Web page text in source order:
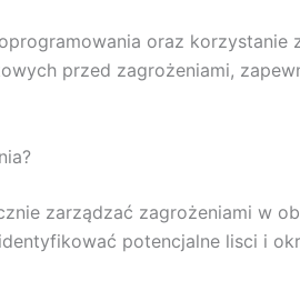
oraz korzystanie
przed zagrożeniami,
zarządzać zagrożeniami w
potencjalne lisci i